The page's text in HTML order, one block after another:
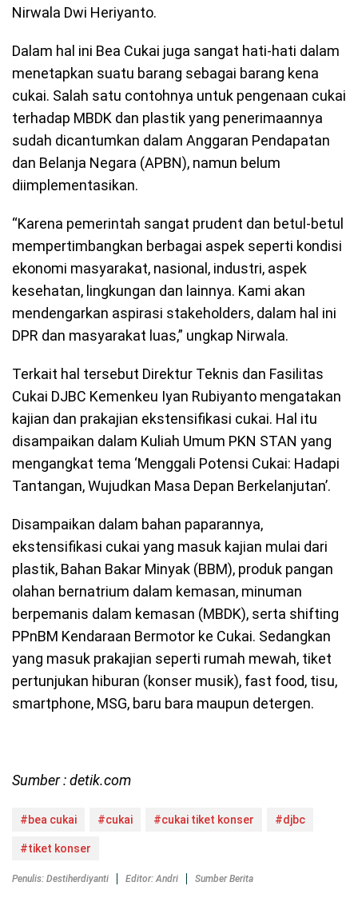
Nirwala Dwi Heriyanto.
Dalam hal ini Bea Cukai juga sangat hati-hati dalam
menetapkan suatu barang sebagai barang kena
cukai. Salah satu contohnya untuk pengenaan cukai
terhadap MBDK dan plastik yang penerimaannya
sudah dicantumkan dalam Anggaran Pendapatan
dan Belanja Negara (APBN), namun belum
diimplementasikan.
“Karena pemerintah sangat prudent dan betul-betul
mempertimbangkan berbagai aspek seperti kondisi
ekonomi masyarakat, nasional, industri, aspek
kesehatan, lingkungan dan lainnya. Kami akan
mendengarkan aspirasi stakeholders, dalam hal ini
DPR dan masyarakat luas,” ungkap Nirwala.
Terkait hal tersebut Direktur Teknis dan Fasilitas
Cukai DJBC Kemenkeu Iyan Rubiyanto mengatakan
kajian dan prakajian ekstensifikasi cukai. Hal itu
disampaikan dalam Kuliah Umum PKN STAN yang
mengangkat tema ‘Menggali Potensi Cukai: Hadapi
Tantangan, Wujudkan Masa Depan Berkelanjutan’.
Disampaikan dalam bahan paparannya,
ekstensifikasi cukai yang masuk kajian mulai dari
plastik, Bahan Bakar Minyak (BBM), produk pangan
olahan bernatrium dalam kemasan, minuman
berpemanis dalam kemasan (MBDK), serta shifting
PPnBM Kendaraan Bermotor ke Cukai. Sedangkan
yang masuk prakajian seperti rumah mewah, tiket
pertunjukan hiburan (konser musik), fast food, tisu,
smartphone, MSG, baru bara maupun detergen.
Sumber : detik.com
#bea cukai #cukai #cukai tiket konser #djbc
#tiket konser
Penulis: Destiherdiyanti Editor: Andri Sumber Berita